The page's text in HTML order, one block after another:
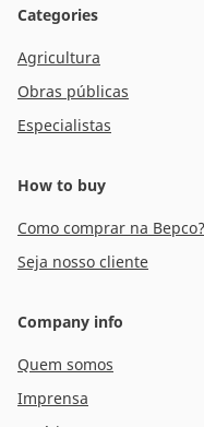
Categories
Agricultura
Obras públicas
Especialistas
How to buy
Como comprar na Bepco?
Seja nosso cliente
Company info
Quem somos
Imprensa